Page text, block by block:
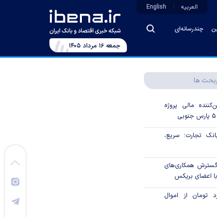
چندرسانه‌ای
العربیه English
جمعه ۱۶ مرداد ۱۴۰۵
ها
مالی پروژه
تجارت؛ سریع،
گسترش همکاری‌های
اعضای بریکس
میلیارد تومان از اموال